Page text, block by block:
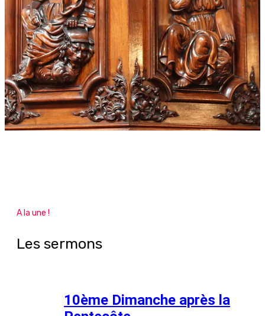
A la une !
Les sermons
10ème Dimanche après la